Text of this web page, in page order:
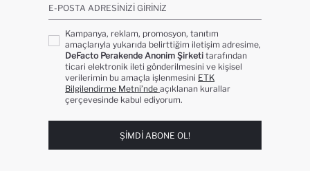
E-POSTA ADRESINIZI GIRINIZ
Kampanya, reklam, promosyon, tanıtım
amaçlarıyla yukarıda belirttiğim iletişim adresime,
DeFacto Perakende Anonim Şirketi tarafından
ticari elektronik ileti gönderilmesini ve kişisel
verilerimin bu amaçla işlenmesini ETK
Bilgilendirme Metni’nde açıklanan kurallar
çerçevesinde kabul ediyorum.
ŞIMDI ABONE OL!